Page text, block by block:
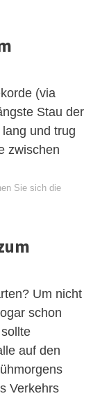
(via
Stau der
und trug
zwischen
Sie sich die
Um nicht
schon
auf den
Verkehrs